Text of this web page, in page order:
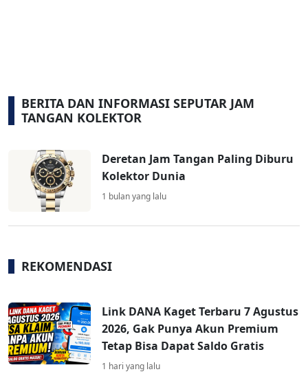
BERITA DAN INFORMASI SEPUTAR JAM
TANGAN KOLEKTOR
Deretan Jam Tangan Paling Diburu
Kolektor Dunia
1 bulan yang lalu
REKOMENDASI
Link DANA Kaget Terbaru 7 Agustus
2026, Gak Punya Akun Premium
Tetap Bisa Dapat Saldo Gratis
1 hari yang lalu